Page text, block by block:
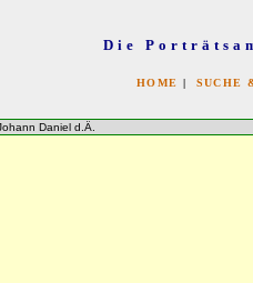
Die
HOME | SUCHE
Daniel d.Ä.